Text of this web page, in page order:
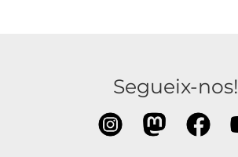
Segueix-nos!